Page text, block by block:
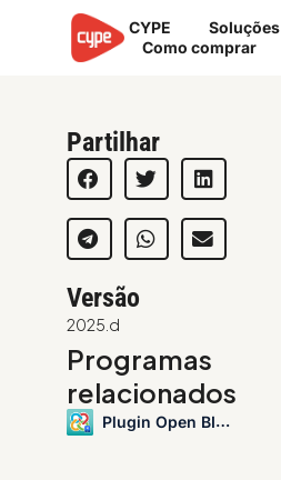
CYPE Soluções
Como comprar
Partilhar
Versão
2025.d
Programas
relacionados
Plugin Open BIM - Revit